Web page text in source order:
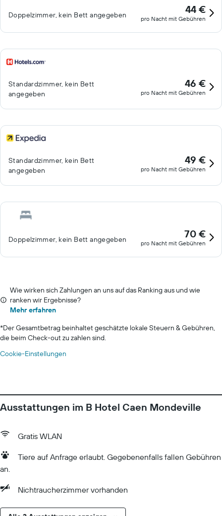
Doppelzimmer, kein Bett angegeben 44 €
pro Nacht mit Gebühren
Standardzimmer, kein Bett
angegeben
46 €
pro Nacht mit Gebühren
Standardzimmer, kein Bett
angegeben
49 €
pro Nacht mit Gebühren
Doppelzimmer, kein Bett angegeben 70 €
pro Nacht mit Gebühren
Wie wirken sich Zahlungen an uns auf das Ranking aus und wie
ranken wir Ergebnisse?
Mehr erfahren
*Der Gesamtbetrag beinhaltet geschätzte lokale Steuern & Gebühren,
die beim Check-out zu zahlen sind.
Cookie-Einstellungen
Ausstattungen im B Hotel Caen Mondeville
Gratis WLAN
Tiere auf Anfrage erlaubt. Gegebenenfalls fallen Gebühren
an.
Nichtraucherzimmer vorhanden